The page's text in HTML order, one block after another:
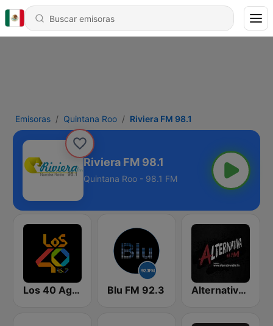
Emisoras Quintana Roo Riviera FM 98.1
Riviera FM 98.1
Quintana Roo - 98.1 FM
Los 40 Aguascalientes Blu FM 92.3 Alternativa 98.1 FM